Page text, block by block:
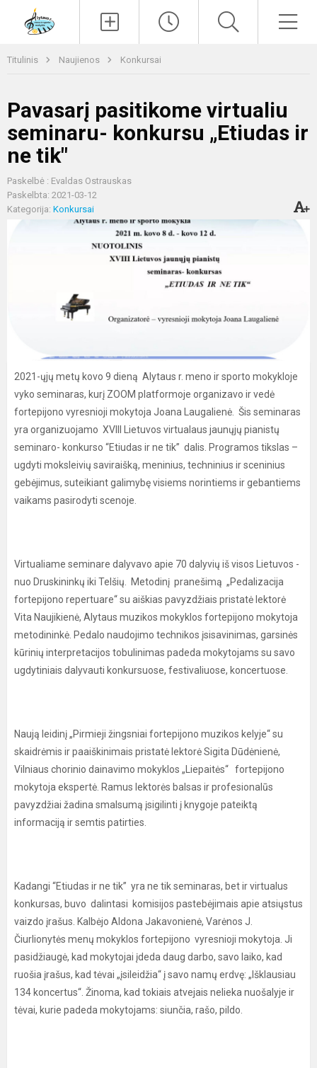
Titulinis Naujienos Konkursai
Pavasarį pasitikome virtualiu
seminaru- konkursu „Etiudas ir
ne tik"
Paskelbė : Evaldas Ostrauskas
Paskelbta: 2021-03-12
Kategorija: Konkursai
2021-ųjų metų kovo 9 dieną Alytaus r. meno ir sporto mokykloje
vyko seminaras, kurį ZOOM platformoje organizavo ir vedė
fortepijono vyresnioji mokytoja Joana Laugalienė. Šis seminaras
yra organizuojamo XVIII Lietuvos virtualaus jaunųjų pianistų
seminaro- konkurso “Etiudas ir ne tik” dalis. Programos tikslas –
ugdyti moksleivių saviraišką, meninius, techninius ir sceninius
gebėjimus, suteikiant galimybę visiems norintiems ir gebantiems
vaikams pasirodyti scenoje.
Virtualiame seminare dalyvavo apie 70 dalyvių iš visos Lietuvos -
nuo Druskininkų iki Telšių. Metodinį pranešimą „Pedalizacija
fortepijono repertuare“ su aiškias pavyzdžiais pristatė lektorė
Vita Naujikienė, Alytaus muzikos mokyklos fortepijono mokytoja
metodininkė. Pedalo naudojimo technikos įsisavinimas, garsinės
kūrinių interpretacijos tobulinimas padeda mokytojams su savo
ugdytiniais dalyvauti konkursuose, festivaliuose, koncertuose.
Naują leidinį „Pirmieji žingsniai fortepijono muzikos kelyje“ su
skaidrėmis ir paaiškinimais pristatė lektorė Sigita Dūdėnienė,
Vilniaus chorinio dainavimo mokyklos „Liepaitės“ fortepijono
mokytoja ekspertė. Ramus lektorės balsas ir profesionalūs
pavyzdžiai žadina smalsumą įsigilinti į knygoje pateiktą
informaciją ir semtis patirties.
Kadangi “Etiudas ir ne tik” yra ne tik seminaras, bet ir virtualus
konkursas, buvo dalintasi komisijos pastebėjimais apie atsiųstus
vaizdo įrašus. Kalbėjo Aldona Jakavonienė, Varėnos J.
Čiurlionytės menų mokyklos fortepijono vyresnioji mokytoja. Ji
pasidžiaugė, kad mokytojai įdeda daug darbo, savo laiko, kad
ruošia įrašus, kad tėvai „įsileidžia“ į savo namų erdvę: „Išklausiau
134 koncertus“. Žinoma, kad tokiais atvejais nelieka nuošalyje ir
tėvai, kurie padeda mokytojams: siunčia, rašo, pildo.